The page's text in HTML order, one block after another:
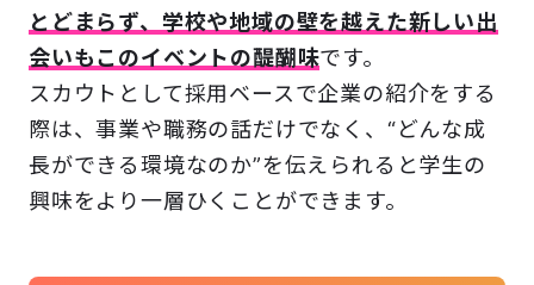
とどまらず、学校や地域の壁を越えた新しい出
会いもこのイベントの醍醐味です。
スカウトとして採用ベースで企業の紹介をする
際は、事業や職務の話だけでなく、“どんな成
長ができる環境なのか”を伝えられると学生の
興味をより一層ひくことができます。